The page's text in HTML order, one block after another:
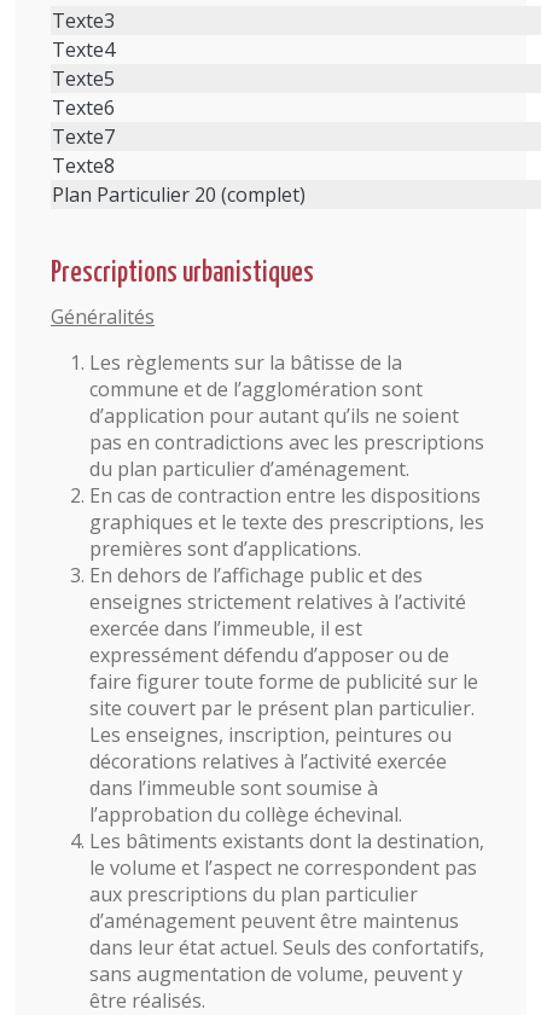
Texte3
Texte4
Texte5
Texte6
Texte7
Texte8
Plan Particulier 20 (complet)
Prescriptions urbanistiques
Généralités
Les règlements sur la bâtisse de la
commune et de l’agglomération sont
d’application pour autant qu’ils ne soient
pas en contradictions avec les prescriptions
du plan particulier d’aménagement.
En cas de contraction entre les dispositions
graphiques et le texte des prescriptions, les
premières sont d’applications.
En dehors de l’affichage public et des
enseignes strictement relatives à l’activité
exercée dans l’immeuble, il est
expressément défendu d’apposer ou de
faire figurer toute forme de publicité sur le
site couvert par le présent plan particulier.
Les enseignes, inscription, peintures ou
décorations relatives à l’activité exercée
dans l’immeuble sont soumise à
l’approbation du collège échevinal.
Les bâtiments existants dont la destination,
le volume et l’aspect ne correspondent pas
aux prescriptions du plan particulier
d’aménagement peuvent être maintenus
dans leur état actuel. Seuls des confortatifs,
sans augmentation de volume, peuvent y
être réalisés.